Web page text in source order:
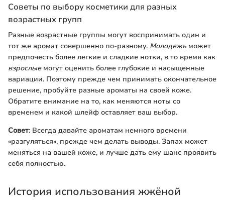
Советы по выбору косметики для разных
возрастных групп
Разные возрастные группы могут воспринимать один и
тот же аромат совершенно по-разному. Молодежь может
предпочесть более легкие и сладкие нотки, в то время как
взрослыемогут оценить более глубокие и насыщенные
вариации. Поэтому прежде чем принимать окончательное
решение, пробуйте разные ароматы на своей коже.
Обратите внимание на то, как меняются ноты со
временем и какой шлейф оставляет ваш выбор.
Совет: Всегда давайте ароматам немного времени
«разгуляться», прежде чем делать выводы. Запах может
меняться на вашей коже, и лучше дать ему шанс проявить
себя полностью.
История использования жжёной